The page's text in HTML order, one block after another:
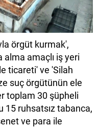
örgüt kurmak',
amaçlı iş yeri
ticareti' ve 'Silah
suç örgütünün ele
toplam 30 şüpheli
15 ruhsatsız tabanca,
ve para ile